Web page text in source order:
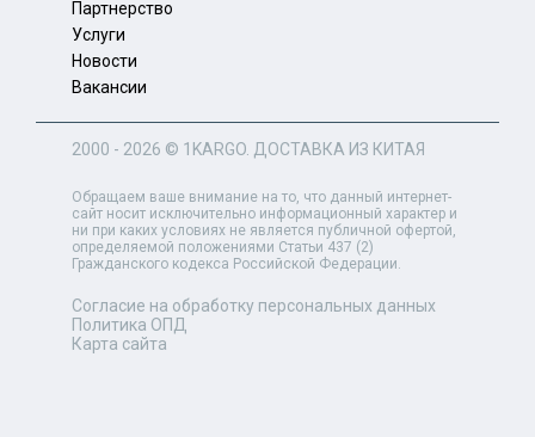
Партнерство
Услуги
Новости
Вакансии
2000 - 2026 © 1KARGO . ДОСТАВКА ИЗ КИТАЯ
Обращаем ваше внимание на то, что данный интернет-
сайт носит исключительно информационный характер и
ни при каких условиях не является публичной офертой,
определяемой положениями Статьи 437 (2)
Гражданского кодекса Российской Федерации.
Согласие на обработку персональных данных
Политика ОПД
Карта сайта